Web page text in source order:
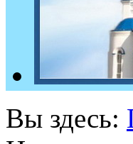
Вы здесь: